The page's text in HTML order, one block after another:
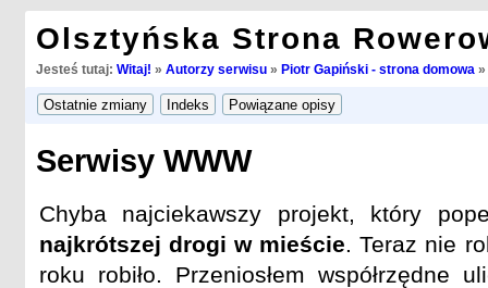
Olsztyńska Strona
Jesteś tutaj: Witaj! » Autorzy serwisu» Piotr Gapiński - strona domowa »
Serwisy WWW
Chyba najciekawszy projekt, który
najkrótszej drogi w mieście. Teraz nie
roku robiło. Przeniosłem współrzędne